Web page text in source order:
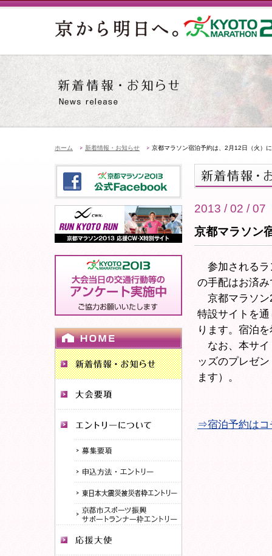
ホーム 新着情報・お知らせ 京都マラソン宿泊予約は、2月12日（火）
2013 / 02 / 07
京都マラソン
参加されるラ
の手配はお済
京都マラソン
特設サイトを
ります。宿泊
なお、本サイ
ッズのプレゼ
ます）。
⇒宿泊予約はコ